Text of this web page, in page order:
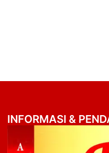
INFORMASI &